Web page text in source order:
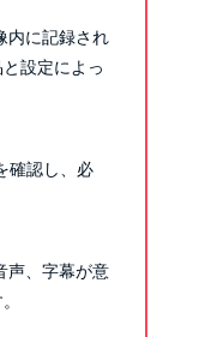
内に記録され
設定によっ
確認し、必
声、字幕が意